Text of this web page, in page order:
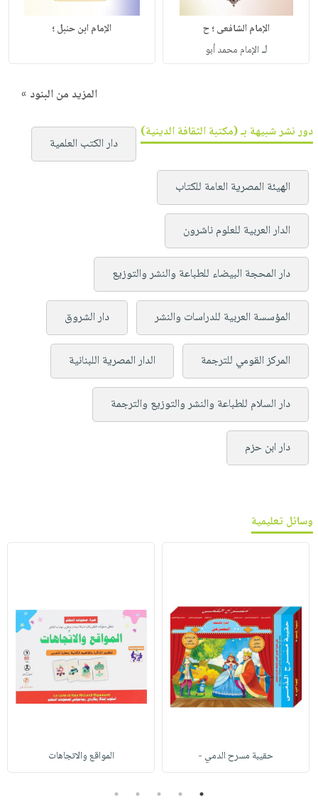
الإمام الشافعى ؛ ح
لـ الإمام محمد أبو
الإمام ابن حنبل ؛
المزيد من البنود »
دور نشر شبيهة بـ (مكتبة الثقافة الدينية)
دار الكتب العلمية
الهيئة المصرية العامة للكتاب
الدار العربية للعلوم ناشرون
دار المحجة البيضاء للطباعة والنشر والتوزيع
المؤسسة العربية للدراسات والنشر دار الشروق
المركز القومي للترجمة الدار المصرية اللبنانية
دار السلام للطباعة والنشر والتوزيع والترجمة
دار ابن حزم
وسائل تعليمية
حقيبة مسرح الدمي - المواقع والاتجاهات
1
2
3
4
5